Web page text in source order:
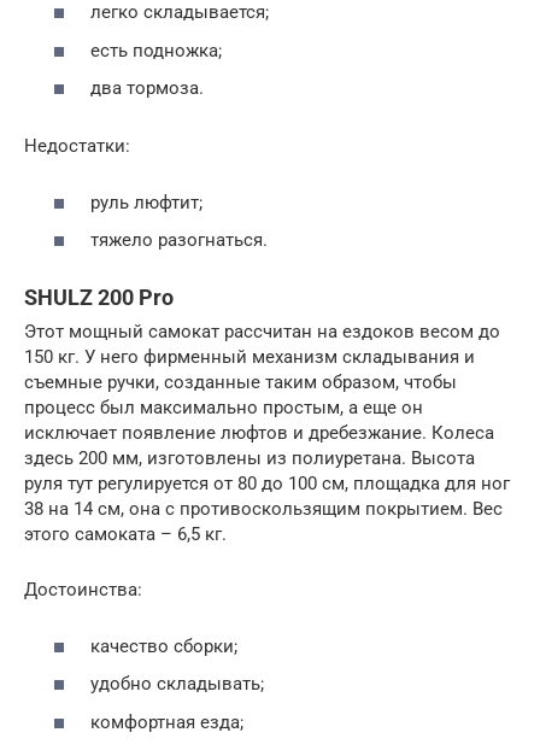
легко складывается;
есть подножка;
два тормоза.
Недостатки:
руль люфтит;
тяжело разогнаться.
SHULZ 200 Pro
Этот мощный самокат рассчитан на ездоков весом до
150 кг. У него фирменный механизм складывания и
съемные ручки, созданные таким образом, чтобы
процесс был максимально простым, а еще он
исключает появление люфтов и дребезжание. Колеса
здесь 200 мм, изготовлены из полиуретана. Высота
руля тут регулируется от 80 до 100 см, площадка для ног
38 на 14 см, она с противоскользящим покрытием. Вес
этого самоката – 6,5 кг.
Достоинства:
качество сборки;
удобно складывать;
комфортная езда;